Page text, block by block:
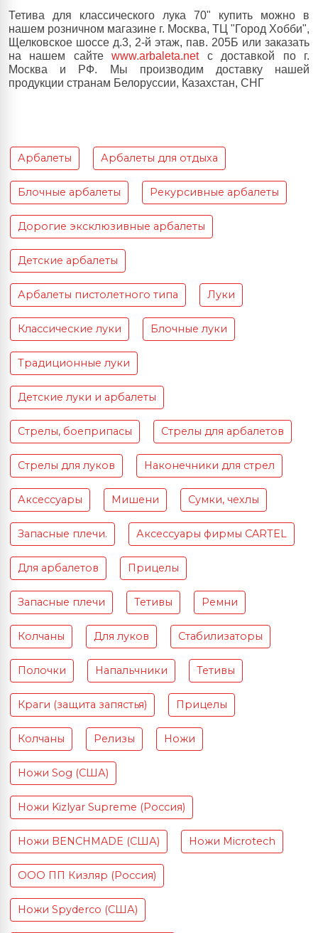
Тетива для классического лука 70" купить можно в
нашем розничном магазине г. Москва, ТЦ "Город Хобби",
Щелковское шоссе д.3, 2-й этаж, пав. 205Б или заказать
на нашем сайтеwww.arbaleta.netс доставкой по г.
Москва и РФ. Мы производим доставку нашей
продукции странам Белоруссии, Казахстан, СНГ
Арбалеты Арбалеты для отдыха
Блочные арбалеты Рекурсивные арбалеты
Дорогие эксклюзивные арбалеты
Детские арбалеты
Арбалеты пистолетного типа Луки
Классические луки Блочные луки
Традиционные луки
Детские луки и арбалеты
Стрелы, боеприпасы Стрелы для арбалетов
Стрелы для луков Наконечники для стрел
Аксессуары Мишени Сумки, чехлы
Запасные плечи. Аксессуары фирмы CARTEL
Для арбалетов Прицелы
Запасные плечи Тетивы Ремни
Колчаны Для луков Стабилизаторы
Полочки Напальчники Тетивы
Краги (защита запястья) Прицелы
Колчаны Релизы Ножи
Ножи Sog (США)
Ножи Kizlyar Supreme (Россия)
Ножи BENCHMADE (США) Ножи Microtech
ООО ПП Кизляр (Россия)
Ножи Spyderco (США)